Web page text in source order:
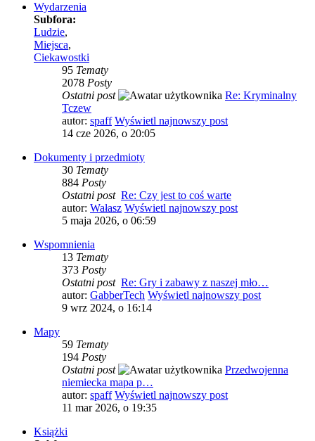
Wydarzenia
Subfora:
Ludzie,
Miejsca,
Ciekawostki
95 Tematy
2078 Posty
Ostatni post
Re: Kryminalny
Tczew
autor: spaff Wyświetl najnowszy post
14 cze 2026, o 20:05
Dokumenty i przedmioty
30 Tematy
884 Posty
Ostatni post Re: Czy jest to coś warte
autor: Wałasz Wyświetl najnowszy post
5 maja 2026, o 06:59
Wspomnienia
13 Tematy
373 Posty
Ostatni post Re: Gry i zabawy z naszej mło…
autor: GabberTech Wyświetl najnowszy post
9 wrz 2024, o 16:14
Mapy
59 Tematy
194 Posty
Ostatni post
Przedwojenna
niemiecka mapa p…
autor: spaff Wyświetl najnowszy post
11 mar 2026, o 19:35
Książki